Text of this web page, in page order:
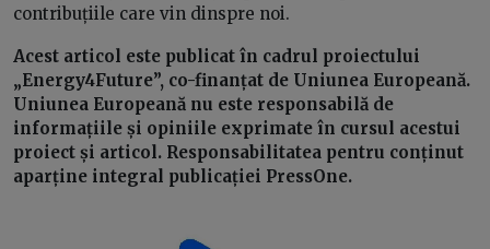
contribuțiile care vin dinspre noi.
Acest articol este publicat în cadrul proiectului
„Energy4Future”, co-finanțat de Uniunea Europeană.
Uniunea Europeană nu este responsabilă de
informațiile și opiniile exprimate în cursul acestui
proiect și articol. Responsabilitatea pentru conținut
aparține integral publicației PressOne.